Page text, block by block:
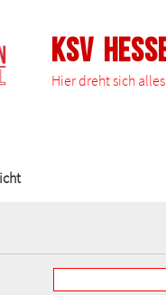
KSV
Hier dreht sich